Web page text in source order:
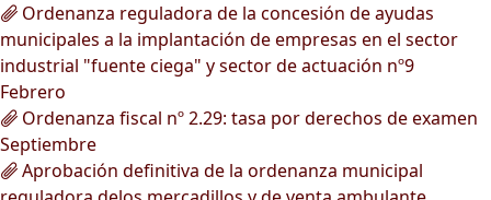
Ordenanza reguladora de la concesión de ayudas
municipales a la implantación de empresas en el sector
industrial "fuente ciega" y sector de actuación nº9
Febrero
Ordenanza fiscal nº 2.29: tasa por derechos de examen
Septiembre
Aprobación definitiva de la ordenanza municipal